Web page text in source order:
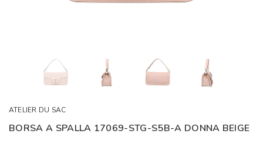
ATELIER DU SAC
BORSA A SPALLA 17069-STG-S5B-A DONNA BEIGE